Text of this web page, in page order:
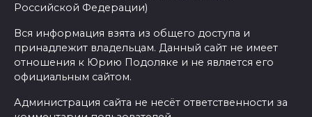
Российской Федерации)
Вся информация взята из общего доступа и
принадлежит владельцам. Данный сайт не имеет
отношения к Юрию Подоляке и не является его
официальным сайтом.
Администрация сайта не несёт ответственности за